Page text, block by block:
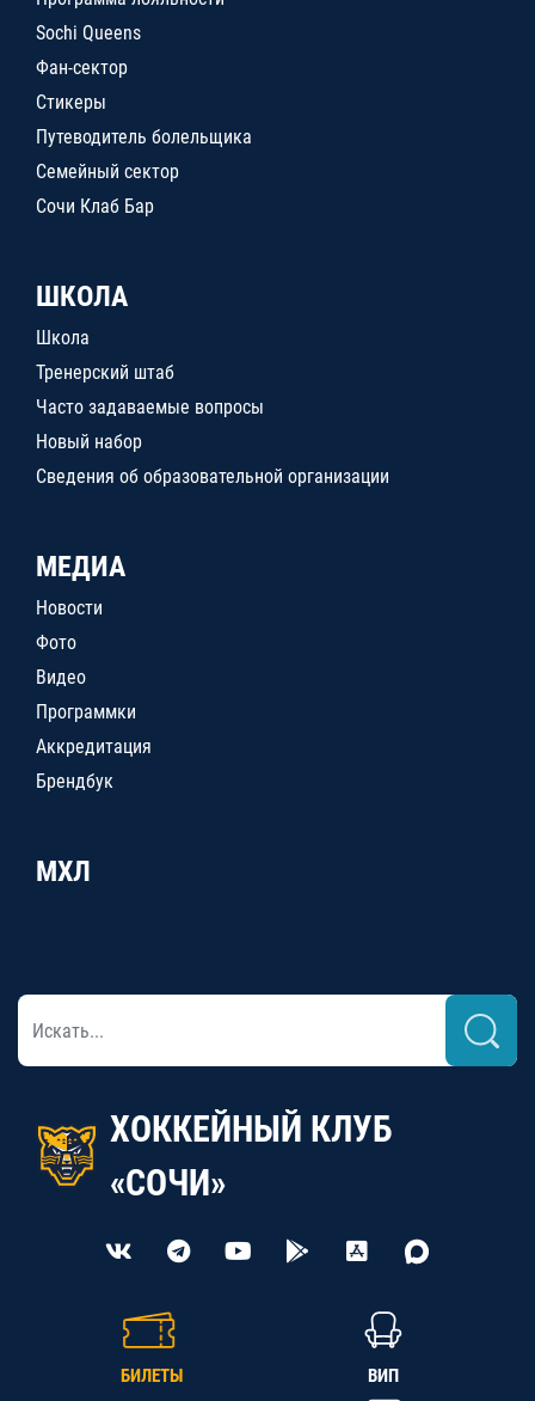
Sochi Queens
Фан-сектор
Стикеры
Путеводитель болельщика
Семейный сектор
Сочи Клаб Бар
ШКОЛА
Школа
Тренерский штаб
Часто задаваемые вопросы
Новый набор
Сведения об образовательной организации
МЕДИА
Новости
Фото
Видео
Программки
Аккредитация
Брендбук
МХЛ
ХОККЕЙНЫЙ КЛУБ
«СОЧИ»
БИЛЕТЫ ВИП